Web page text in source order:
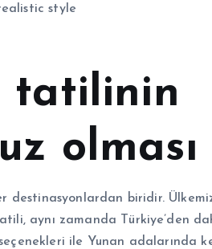
tatilinin
olması
biridir.
aynı zamanda Türkiye’den
ile Yunan adalarında